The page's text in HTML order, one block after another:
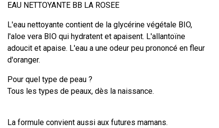
EAU NETTOYANTE BB LA ROSEE
L'eau nettoyante contient de la glycérine végétale BIO,
l'aloe vera BIO qui hydratent et apaisent. L'allantoïne
adoucit et apaise. L'eau a une odeur peu prononcé en fleur
d'oranger.
Pour quel type de peau ?
Tous les types de peaux, dès la naissance.
La formule convient aussi aux futures mamans.